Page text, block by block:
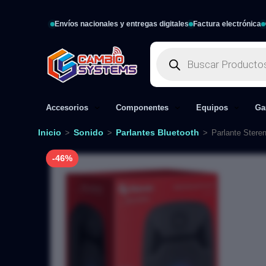
Envíos nacionales y entregas digitales Factura electrónica
Accesorios Componentes Equipos
Inicio > Sonido > Parlantes Bluetooth > Parlante
-46%